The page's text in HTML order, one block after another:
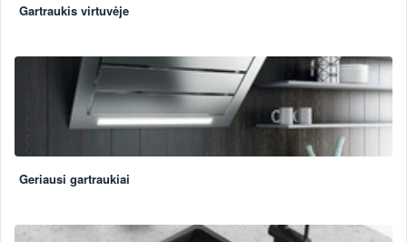
Gartraukis virtuvėje
Geriausi gartraukiai